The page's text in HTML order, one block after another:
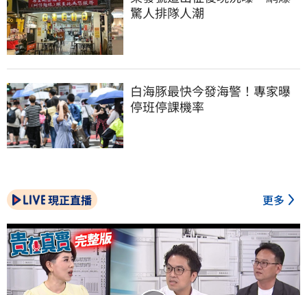
驚人排隊人潮
白海豚最快今發海警！專家曝
停班停課機率
現正直播 更多